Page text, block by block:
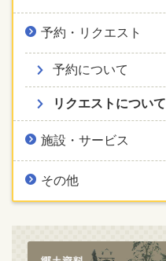
予約・リクエスト
予約について
リクエストについて
施設・サービス
その他